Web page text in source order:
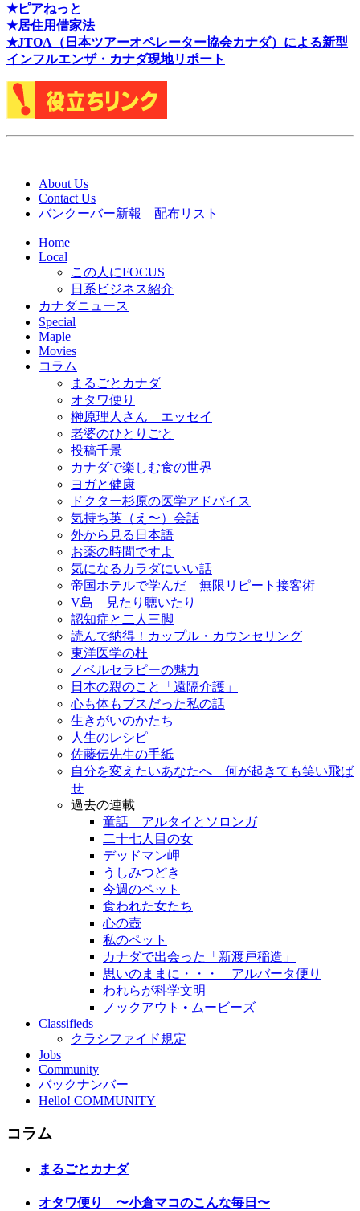
★ピアねっと
★居住用借家法
★JTOA（日本ツアーオペレーター協会カナダ）による新型
インフルエンザ・カナダ現地リポート
About Us
Contact Us
バンクーバー新報 配布リスト
Home
Local
この人にFOCUS
日系ビジネス紹介
カナダニュース
Special
Maple
Movies
コラム
まるごとカナダ
オタワ便り
榊原理人さん エッセイ
老婆のひとりごと
投稿千景
カナダで楽しむ食の世界
ヨガと健康
ドクター杉原の医学アドバイス
気持ち英（え〜）会話
外から見る日本語
お薬の時間ですよ
気になるカラダにいい話
帝国ホテルで学んだ 無限リピート接客術
V島 見たり聴いたり
認知症と二人三脚
読んで納得！カップル・カウンセリング
東洋医学の杜
ノベルセラピーの魅力
日本の親のこと「遠隔介護」
心も体もブスだった私の話
生きがいのかたち
人生のレシピ
佐藤伝先生の手紙
自分を変えたいあなたへ 何が起きても笑い飛ば
せ
過去の連載
童話 アルタイとソロンガ
二十七人目の女
デッドマン岬
うしみつどき
今週のペット
食われた女たち
心の壺
私のペット
カナダで出会った「新渡戸稲造」
思いのままに・・・ アルバータ便り
われらが科学文明
ノックアウト • ムービーズ
Classifieds
クラシファイド規定
Jobs
Community
バックナンバー
Hello! COMMUNITY
コラム
まるごとカナダ
オタワ便り 〜小倉マコのこんな毎日〜